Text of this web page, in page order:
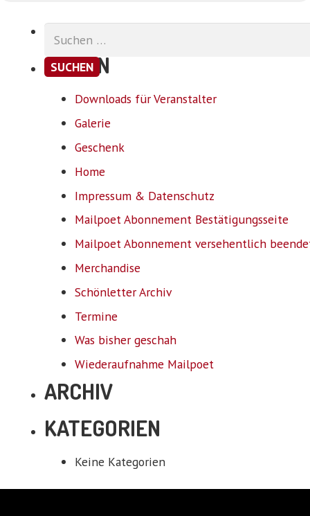
nach:
SEITEN
Downloads für Veranstalter
Galerie
Geschenk
Home
Impressum & Datenschutz
Mailpoet Abonnement Bestätigungsseite
Mailpoet Abonnement versehentlich
Merchandise
Schönletter Archiv
Termine
Was bisher geschah
Wiederaufnahme Mailpoet
ARCHIV
KATEGORIEN
Keine Kategorien